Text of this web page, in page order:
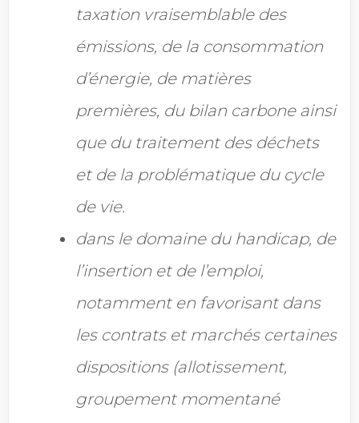
taxation vraisemblable des
émissions, de la consommation
d’énergie, de matières
premières, du bilan carbone ainsi
que du traitement des déchets
et de la problématique du cycle
de vie.
dans le domaine du handicap, de
l’insertion et de l’emploi,
notamment en favorisant dans
les contrats et marchés certaines
dispositions (allotissement,
groupement momentané